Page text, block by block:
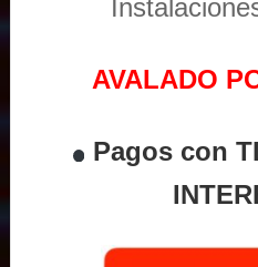
AVALADO
Pagos con